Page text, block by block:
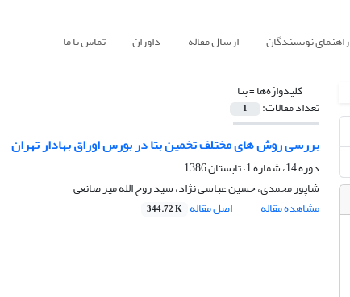
راهنمای نویسندگان ارسال مقاله داوران تماس با ما
کلیدواژه‌ها =بتا‍
تعداد مقالات: 1
بررسی روش های مختلف تخمین بتا در بورس اوراق بهادار تهران
دوره 14، شماره 1، تابستان 1386
شاپور محمدی، حسین عباسی نژاد، سید روح الله میر صانعی
مشاهده مقاله
اصل مقاله 344.72 K